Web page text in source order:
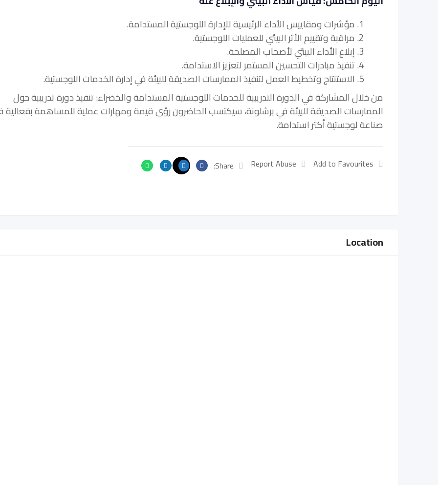
1. مؤشرات ومقاييس الأداء الرئيسية للإدارة اللوجستية المستدامة.
2. مراقبة وتقييم الأثر البيئي للعمليات اللوجستية.
3. إبلاغ الأداء البيئي لأصحاب المصلحة.
4. تنفيذ مبادرات التحسين المستمر لتعزيز الاستدامة.
5. الاستنتاج وتخطيط العمل لتنفيذ الممارسات الصديقة للبيئة في إدارة الخدمات اللوجستية.
من خلال المشاركة في الدورة التدريبية للخدمات اللوجستية المستدامة والخضراء: تنفيذ دورة تدريبية حول
الممارسات الصديقة للبيئة في برشلونة، سيكتسب الحاضرون رؤى قيمة ومهارات عملية للمساهمة
صناعة لوجستية أكثر استدامة.
Add to Favourites
Report Abuse
Share:
Location